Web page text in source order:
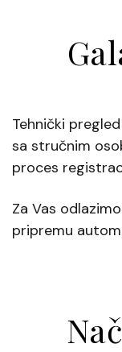
Tehnički
sa stručnim
proces
Za Vas
pripremu